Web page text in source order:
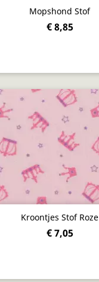
Mopshond Stof
€ 8,85
Kroontjes Stof Roze
€ 7,05